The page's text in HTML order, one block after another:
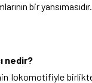
bir yansımasıdır.
nedir?
lokomotifiyle